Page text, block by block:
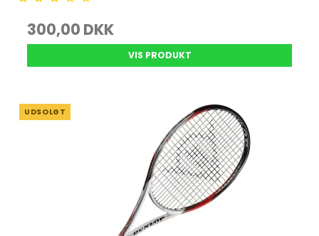
300,00 DKK
VIS PRODUKT
UDSOLGT